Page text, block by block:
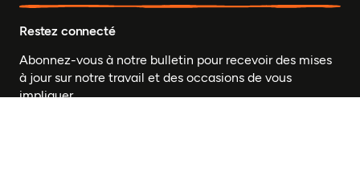
Restez connecté
Abonnez-vous à notre bulletin pour recevoir des mises
à jour sur notre travail et des occasions de vous
impliquer.